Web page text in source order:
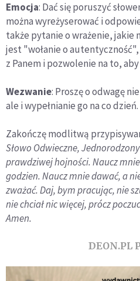
Emocja: Dać się poruszyć
można wyreżyserować i
także pytanie o wrażenie, jakie
jest "wołanie o
z Panem i pozwolenie na to,
Wezwanie: Proszę o odwagę
ale i wypełnianie go na co
Zakończę modlitwą
Słowo Odwieczne,
prawdziwej hojności. Naucz
godzien. Naucz mnie dawać, a
zważać. Daj, bym pracując, nie
nie chciał nic więcej, prócz
Amen.
DEON.PL